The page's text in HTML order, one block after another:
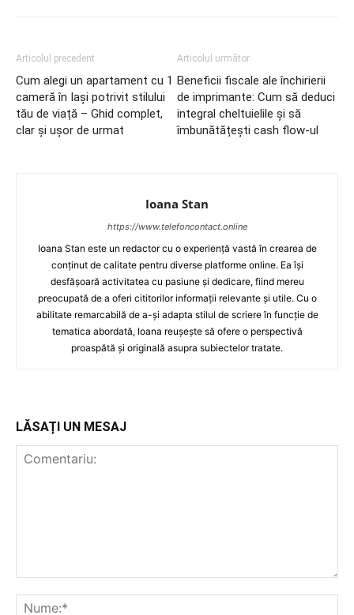
Articolul precedent
Cum alegi un apartament cu 1
cameră în Iași potrivit stilului
tău de viață – Ghid complet,
clar și ușor de urmat
Articolul următor
Beneficii fiscale ale închirierii
de imprimante: Cum să deduci
integral cheltuielile și să
îmbunătățești cash flow-ul
Ioana Stan
https://www.telefoncontact.online
Ioana Stan este un redactor cu o experiență vastă în crearea de
conținut de calitate pentru diverse platforme online. Ea își
desfășoară activitatea cu pasiune și dedicare, fiind mereu
preocupată de a oferi cititorilor informații relevante și utile. Cu o
abilitate remarcabilă de a-și adapta stilul de scriere în funcție de
tematica abordată, Ioana reușește să ofere o perspectivă
proaspătă și originală asupra subiectelor tratate.
LĂSAȚI UN MESAJ